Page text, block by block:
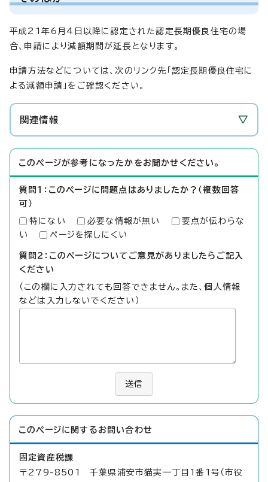
平成21年6月4日以降に認定された認定長期優良住宅の場
合、申請により減額期間が延長となります。
申請方法などについては、次のリンク先「認定長期優良住宅に
よる減額申請」をご確認ください。
関連情報
このページが参考になったかをお聞かせください。
質問1：このページに問題点はありましたか？（複数回答
可）
特にない 必要な情報が無い
要点が伝わらな
い
ページを探しにくい
質問2：このページについてご意見がありましたらご記入
ください
（この欄に入力されても回答できません。また、個人情報
などは入力しないでください）
送信
このページに関する お問い合わせ
固定資産税課
〒279-8501 千葉県浦安市猫実一丁目1番1号（市役